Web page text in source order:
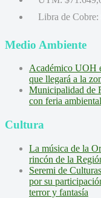
Libra de Cobre:
Medio Ambiente
Académico UOH
que llegará a la
Municipalidad de
con feria
Cultura
La música de la
rincón de la
Seremi de
por su
terror y fantasía